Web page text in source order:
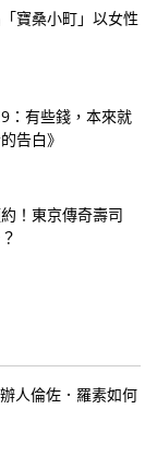
寶桑小町」以女性
：有些錢，本來就
告白》
！東京傳奇壽司
人倫佐．羅素如何